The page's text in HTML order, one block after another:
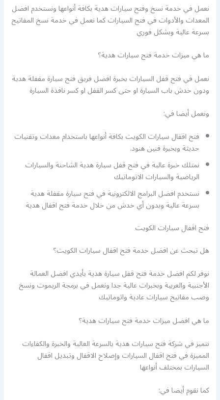
نعمل في خدمة نسخ وفتح سيارات هدية بكافة أنواعها ونستخدم افضل
المعدات والأدوات في فتح السيارات كما نعمل في خدمة نسخ المفاتيح
بسرعة عالية وبشكل فوري
ما هي ميزات خدمة فتح سيارات هدية؟
نعمل في فتح قفل السيارات بخبرة افضل فريق فتح سيارة مقفلة هدية
ودون خدش باب السيارة او حتى كسر القفل او كسر نافذة السيارة
ونعمل أيضا في:
فتح اقفال سيارات الكويت بكافة أنواعها باستخدام معدات وتقنيات
حديثة وبخبرة فنين هنود.
نمتلك خبرة عالية في فتح قفل سيارة هدية الشاحنة والسيارات
الرياضية والسيارات الاتوماتيك
نستخدم افضل البرامج الالكترونية في فتح سيارة مقفلة هدية
بسرعة عالية وبدون أي خدش من خلال خدمة فتح اقفال هدية
فتح اقفال سيارات الكويت
هل تبحث عن افضل خدمة فتح اقفال سيارات الكويت؟
نوفر لكم افضل خدمة فتح قفل سيارة هدية بأيدي افضل العمالة
الأجنبية والعربية وبخبرات عالية جدا ونعمل في برمجة الريموت ونسخ
وصب مفاتيح سيارات عادية واتوماتيك
ما هي افضل ميزات خدمة فتح سيارات هدية؟
نتميز في شركة فتح سيارات هدية بالسرعة العالية والخبرة والكفاءات
المميزة في فتح اقفال السيارات وإصلاح الاقفال وتبديل اقفال
السيارات بمختلف أنواعها
كما نقوم أيضا في: